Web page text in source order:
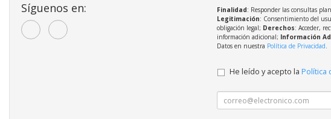
Síguenos en:
Finalidad: Responder las consultas
Legitimación: Consentimiento del
obligación legal; Derechos: Acceder,
información adicional; Información
Datos en nuestra Política de Privacidad.
He leído y acepto la Política